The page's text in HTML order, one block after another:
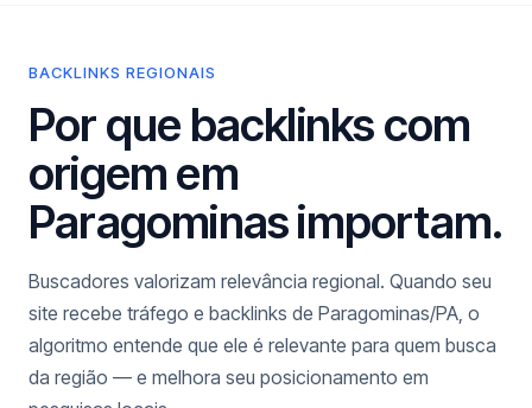
BACKLINKS REGIONAIS
Por que backlinks com
origem em
Paragominas importam.
Buscadores valorizam relevância regional. Quando seu
site recebe tráfego e backlinks de Paragominas/PA, o
algoritmo entende que ele é relevante para quem busca
da região — e melhora seu posicionamento em